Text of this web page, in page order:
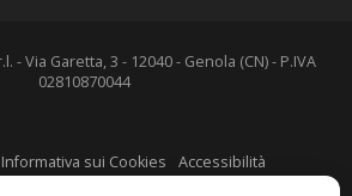
- Via Garetta, 3 - 12040 - Genola (CN) - P.IVA
02810870044
Informativa sui Cookies Accessibilità